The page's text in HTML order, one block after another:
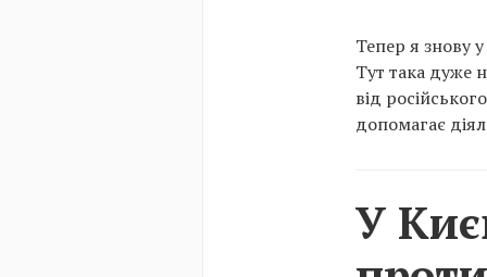
Тепер я знову
Тут така дуже
від
допомагає
У